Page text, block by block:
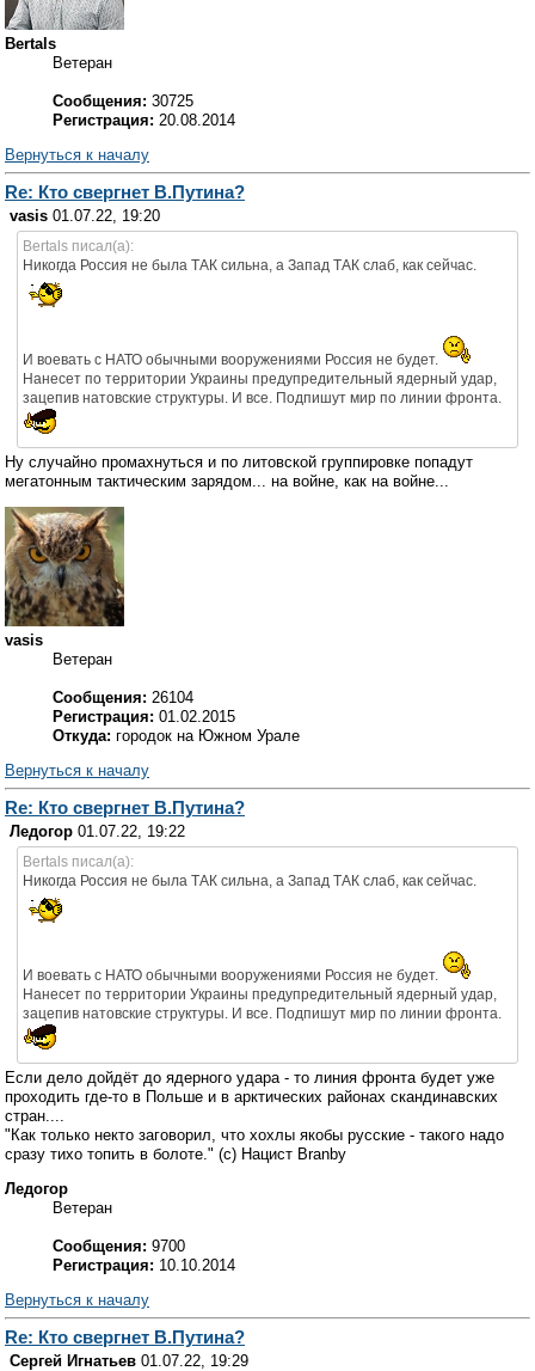
Bertals
Ветеран
Сообщения: 30725
Регистрация: 20.08.2014
Вернуться к началу
Re: Кто свергнет В.Путина?
vasis 01.07.22, 19:20
Bertals писал(а):
Никогда Россия не была ТАК сильна, а Запад ТАК слаб, как сейчас.
И воевать с НАТО обычными вооружениями Россия не будет.
Нанесет по территории Украины предупредительный ядерный удар,
зацепив натовские структуры. И все. Подпишут мир по линии фронта.
Ну случайно промахнуться и по литовской группировке попадут
мегатонным тактическим зарядом... на войне, как на войне...
vasis
Ветеран
Сообщения: 26104
Регистрация: 01.02.2015
Откуда: городок на Южном Урале
Вернуться к началу
Re: Кто свергнет В.Путина?
Ледогор 01.07.22, 19:22
Bertals писал(а):
Никогда Россия не была ТАК сильна, а Запад ТАК слаб, как сейчас.
И воевать с НАТО обычными вооружениями Россия не будет.
Нанесет по территории Украины предупредительный ядерный удар,
зацепив натовские структуры. И все. Подпишут мир по линии фронта.
Если дело дойдёт до ядерного удара - то линия фронта будет уже
проходить где-то в Польше и в арктических районах скандинавских
стран....
"Как только некто заговорил, что хохлы якобы русские - такого надо
сразу тихо топить в болоте." (с) Нацист Branby
Ледогор
Ветеран
Сообщения: 9700
Регистрация: 10.10.2014
Вернуться к началу
Re: Кто свергнет В.Путина?
Сергей Игнатьев 01.07.22, 19:29